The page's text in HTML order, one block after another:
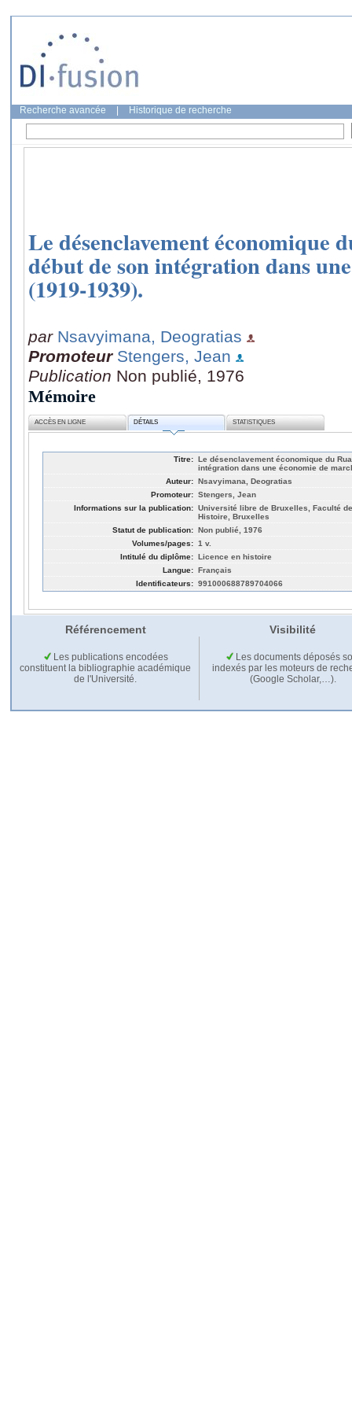
Recherche avancée Historique de recherche
Le désenclavement économique
début de son intégration dans
(1919-1939).
par Nsavyimana, Deogratias
Promoteur Stengers, Jean
Publication Non publié, 1976
Mémoire
ACCÈS EN LIGNE DÉTAILS STATISTIQUES
Titre: Le désenclavement économique du
intégration dans une économie de
Auteur: Nsavyimana, Deogratias
Promoteur: Stengers, Jean
Informations sur la publication: Université libre de Bruxelles, Faculté
Histoire, Bruxelles
Statut de publication: Non publié, 1976
Volumes/pages: 1 v.
Intitulé du diplôme: Licence en histoire
Langue: Français
Identificateurs: 991000688789704066
Référencement Visibilité
Les publications encodées
constituent la bibliographie académique
de l'Université.
Les documents déposés
indexés par les moteurs de
(Google Scholar,…).